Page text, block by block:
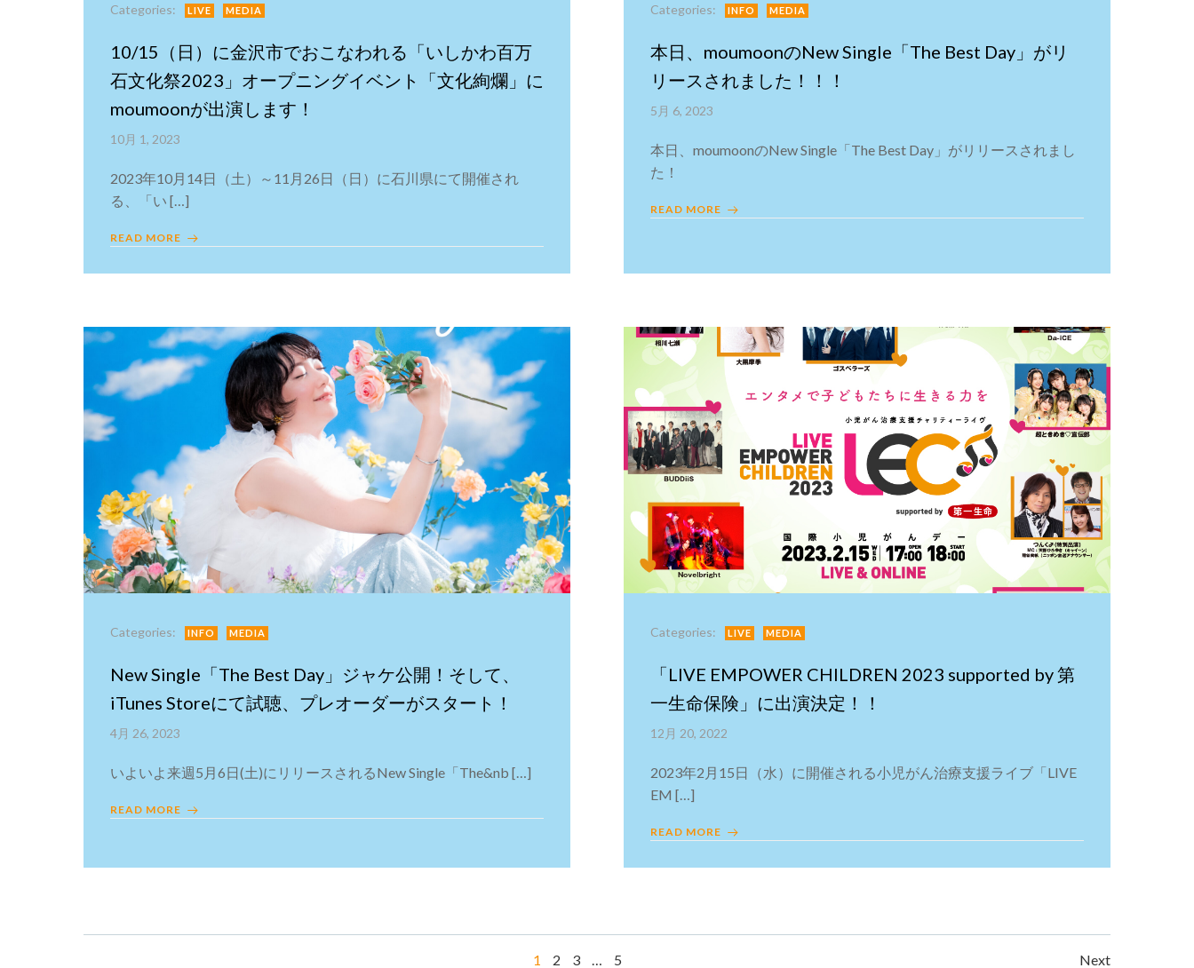
Categories: LIVE MEDIA
10/15（日）に金沢市でおこなわれる「いしかわ百万
石文化祭2023」オープニングイベント「文化絢爛」に
moumoonが出演します！
10月 1, 2023
2023年10月14日（土）～11月26日（日）に石川県にて開催され
る、「い […]
READ MORE
Categories: INFO MEDIA
本日、moumoonのNew Single「The Best Day」がリ
リースされました！！！
5月 6, 2023
本日、moumoonのNew Single「The Best Day」がリリースされまし
た！
READ MORE
Categories: INFO MEDIA
New Single「The Best Day」ジャケ公開！そして、
iTunes Storeにて試聴、プレオーダーがスタート！
4月 26, 2023
いよいよ来週5月6日(土)にリリースされるNew Single「The&nb […]
READ MORE
Categories: LIVE MEDIA
「LIVE EMPOWER CHILDREN 2023 supported by 第
一生命保険」に出演決定！！
12月 20, 2022
2023年2月15日（水）に開催される小児がん治療支援ライブ「LIVE
EM […]
READ MORE
Page
1 Page
2 Page
3 … Page
5 Next